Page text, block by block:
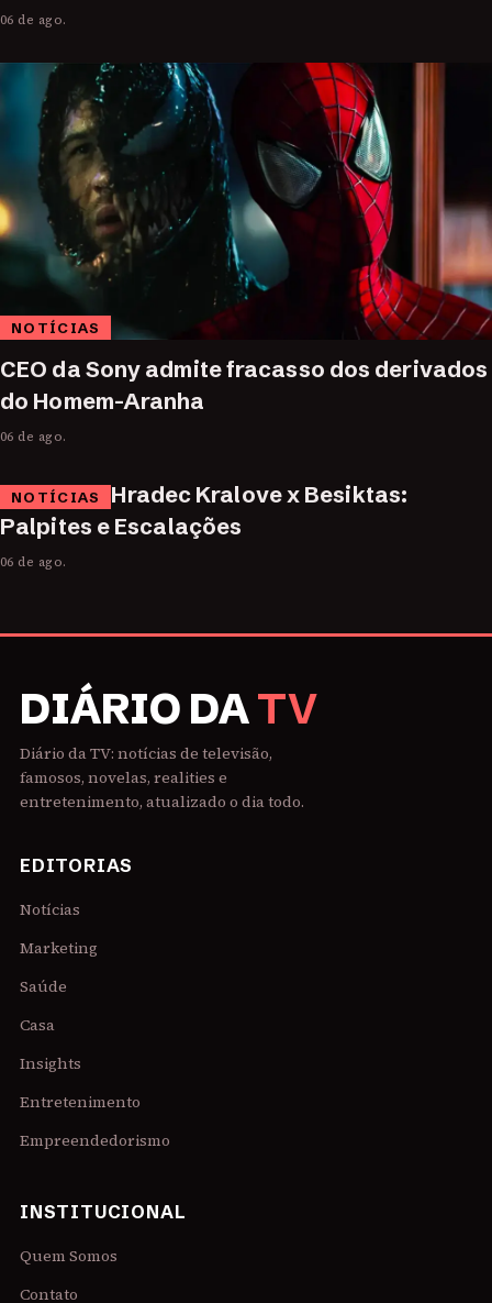
06 de ago.
NOTÍCIAS
CEO da Sony admite fracasso dos derivados
do Homem-Aranha
06 de ago.
NOTÍCIAS
Hradec Kralove x Besiktas:
Palpites e Escalações
06 de ago.
DIÁRIO DATV
Diário da TV: notícias de televisão,
famosos, novelas, realities e
entretenimento, atualizado o dia todo.
EDITORIAS
Notícias
Marketing
Saúde
Casa
Insights
Entretenimento
Empreendedorismo
INSTITUCIONAL
Quem Somos
Contato